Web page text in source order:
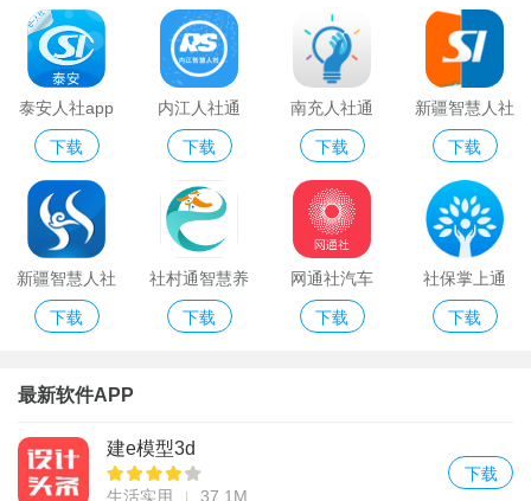
泰安人社app
最新版
下载
内江人社通
app
下载
南充人社通
app
下载
新疆智慧人社
ios官方版
下载
新疆智慧人社
ios版
下载
社村通智慧养
老平台app
下载
网通社汽车
下载
社保掌上通
app官方版
下载
最新软件APP
建e模型3d
生活实用 37.1M
下载